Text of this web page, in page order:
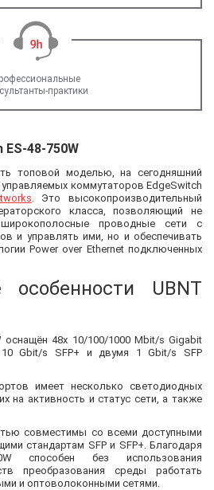
практики
ES-48-750W
топовой моделью, на сегодняшний
коммутаторов EdgeSwitch
. Это высокопроизводительный
класса, позволяющий не
проводные сети с
и управлять ими, но и обеспечивать
Power over Ethernet подключенных
особенности UBNT
оснащён 48х 10/100/1000 Mbit/s Gigabit
10 Gbit/s SFP+ и двумя 1 Gbit/s SFP
имеет несколько светодиодных
на активность и статус сети, а также
совместимы со всеми доступными
стандартам SFP и SFP+. Благодаря
способен без использования
преобразования среды работать
и оптоволоконными сетями.